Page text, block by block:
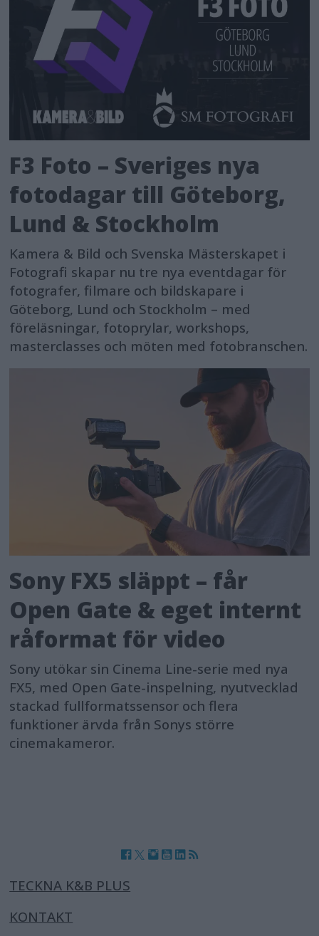
F3 Foto – Sveriges nya
fotodagar till Göteborg,
Lund & Stockholm
Kamera & Bild och Svenska Mästerskapet i
Fotografi skapar nu tre nya eventdagar för
fotografer, filmare och bildskapare i
Göteborg, Lund och Stockholm – med
föreläsningar, fotoprylar, workshops,
masterclasses och möten med fotobranschen.
Sony FX5 släppt – får
Open Gate & eget internt
råformat för video
Sony utökar sin Cinema Line-serie med nya
FX5, med Open Gate-inspelning, nyutvecklad
stackad fullformatssensor och flera
funktioner ärvda från Sonys större
cinemakameror.
TECKNA K&B PLUS
KONTAKT